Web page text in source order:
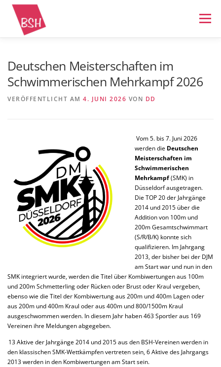
Inhalt
springen
Menü
Deutschen Meisterschaften im
Schwimmerischen Mehrkampf 2026
VERÖFFENTLICHT AM 4. JUNI 2026 VON DD
Vom 5. bis 7. Juni 2026
werden die Deutschen
Meisterschaften im
Schwimmerischen
Mehrkampf(SMK) in
Düsseldorf ausgetragen.
Die TOP 20 der Jahrgänge
2014 und 2015 über die
Addition von 100m und
200m Gesamtschwimmart
(S/R/B/K) konnte sich
qualifizieren. Im Jahrgang
2013, der bisher bei der DJM
am Start war und nun in den
SMK integriert wurde, werden die Titel über Kombiwertungen aus 100m
und 200m Schmetterling oder Rücken oder Brust oder Kraul vergeben,
ebenso wie die Titel der Kombiwertung aus 200m und 400m Lagen oder
aus 200m und 400m Kraul oder aus 400m und 800/1500m Kraul
ausgeschwommen werden. In diesem Jahr haben 463 Sportler aus 169
Vereinen ihre Meldungen abgegeben.
13 Aktive der Jahrgänge 2014 und 2015 aus den BSH-Vereinen werden in
den klassischen SMK-Wettkämpfen vertreten sein, 6 Aktive des Jahrgangs
2013 werden in den Kombiwertungen am Start sein.